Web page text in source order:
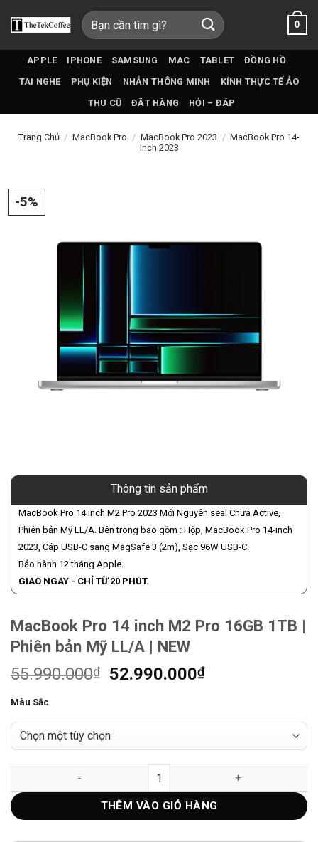
qua
Tìm
kiếm:
0
APPLE IPHONE SAMSUNG MAC TABLET
ĐỒNG HỒ
TAI NGHE
PHỤ KIỆN NHẪN THÔNG MINH
KÍNH THỰC TẾ ẢO
THU CŨ
ĐẶT HÀNG HỎI – ĐÁP
Trang Chủ / MacBook Pro / MacBook Pro 2023 / MacBook Pro 14-
Inch 2023
-5%
Thông tin sản phẩm
MacBook Pro 14 inch M2 Pro 2023 Mới Nguyên seal Chưa Active,
Phiên bản Mỹ LL/A. Bên trong bao gồm : Hộp, MacBook Pro 14-inch
2023, Cáp USB-C sang MagSafe 3 (2m), Sạc 96W USB-C.
Bảo hành 12 tháng Apple.
GIAO NGAY - CHỈ TỪ 20 PHÚT.
MacBook Pro 14 inch M2 Pro 16GB 1TB |
Phiên bản Mỹ LL/A | NEW
55.990.000₫
Giá
55.990.000₫.
52.990.000₫Giá
là:
52.990.000₫.
Màu Sắc
MacBook Pro 14 inch M2 Pro 16GB 1TB | Phiên bản Mỹ LL/A |
THÊM VÀO GIỎ HÀNG